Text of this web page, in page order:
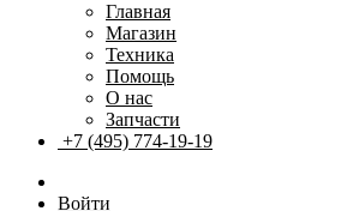
Главная
Магазин
Техника
Помощь
О нас
Запчасти
+7 (495) 774-19-19
Войти